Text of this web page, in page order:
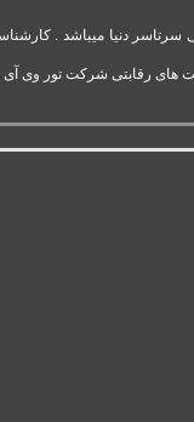
سابقه فعالیت در حوزه گردشگری و تورهای
های رقابتی شرکت تور وی آی